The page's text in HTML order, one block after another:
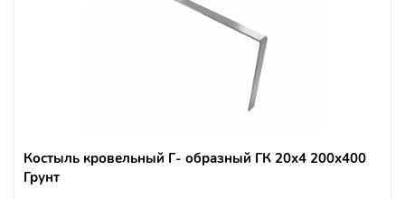
Костыль кровельный Г- образный ГК 20х4 200х400
Грунт